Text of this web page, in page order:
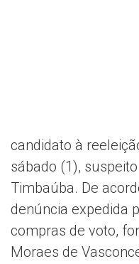
candidato à
sábado (1),
Timbaúba. De
denúncia expedida
compras de voto,
Moraes de